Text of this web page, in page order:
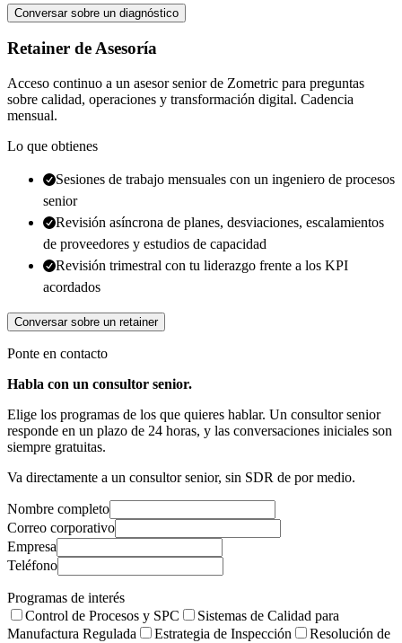
Conversar sobre un diagnóstico
Retainer de Asesoría
Acceso continuo a un asesor senior de Zometric para preguntas
sobre calidad, operaciones y transformación digital. Cadencia
mensual.
Lo que obtienes
Sesiones de trabajo mensuales con un ingeniero de procesos
senior
Revisión asíncrona de planes, desviaciones, escalamientos
de proveedores y estudios de capacidad
Revisión trimestral con tu liderazgo frente a los KPI
acordados
Conversar sobre un retainer
Ponte en contacto
Habla con un consultor senior.
Elige los programas de los que quieres hablar. Un consultor senior
responde en un plazo de 24 horas, y las conversaciones iniciales son
siempre gratuitas.
Va directamente a un consultor senior, sin SDR de por medio.
Nombre completo
Correo corporativo
Empresa
Teléfono
Programas de interés
Control de Procesos y SPC
Sistemas de Calidad para
Manufactura Regulada
Estrategia de Inspección
Resolución de